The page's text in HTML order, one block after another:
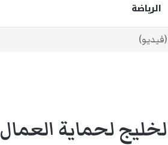
الرياضة
نائبة لحاكم فرجينيا
لحماية العمال